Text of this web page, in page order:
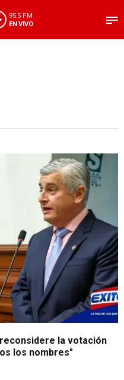
95.5 FM
EN VIVO
la votación
los nombres"